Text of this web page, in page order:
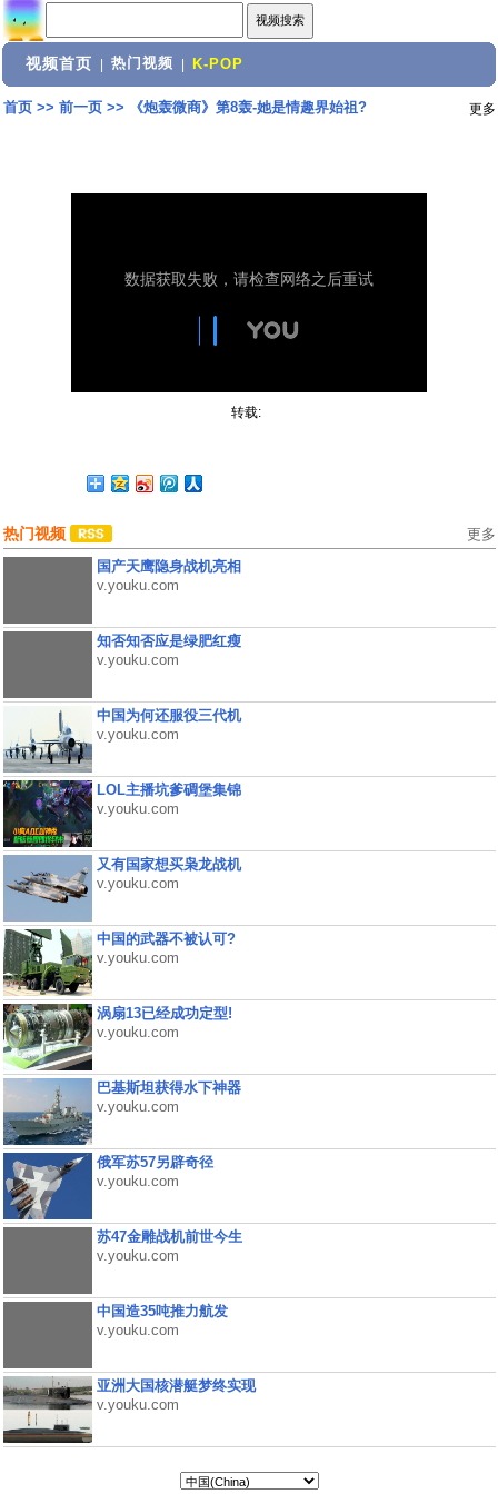
视频首页 热门视频 K-POP
首页>> 前一页>> 《炮轰微商》第8轰-她是情趣界始祖? 更多
转载:
热门视频 更多
国产天鹰隐身战机亮相
v.youku.com
知否知否应是绿肥红瘦
v.youku.com
中国为何还服役三代机
v.youku.com
LOL主播坑爹碉堡集锦
v.youku.com
又有国家想买枭龙战机
v.youku.com
中国的武器不被认可?
v.youku.com
涡扇13已经成功定型!
v.youku.com
巴基斯坦获得水下神器
v.youku.com
俄军苏57另辟奇径
v.youku.com
苏47金雕战机前世今生
v.youku.com
中国造35吨推力航发
v.youku.com
亚洲大国核潜艇梦终实现
v.youku.com